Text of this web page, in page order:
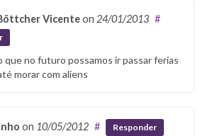
Vicenteon 24/01/2013 #
que no futuro possamos ir passar ferias
morar com aliens
on 10/05/2012 # Responder